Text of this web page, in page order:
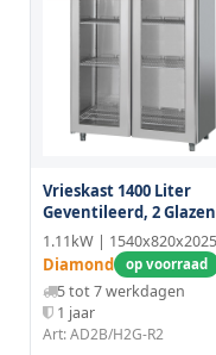
Vrieskast 1400 Liter
Geventileerd, 2 Glazen
Deuren GN 2/1
Diamond op voorraad
5 tot 7 werkdagen
1 jaar
Art: AD2B/H2G-R2